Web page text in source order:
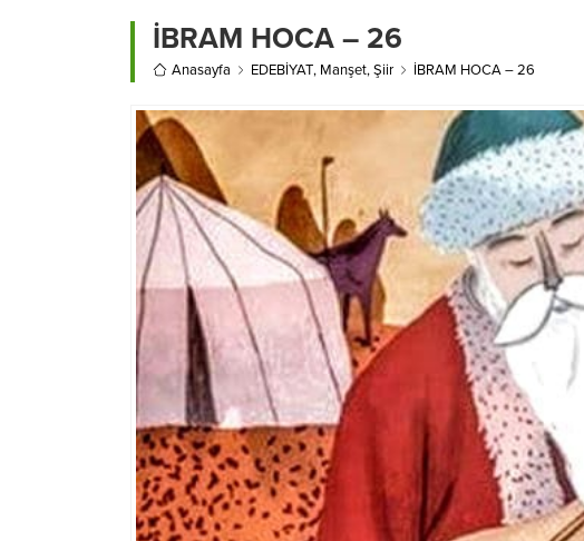
İBRAM HOCA – 26
Anasayfa EDEBİYAT, Manşet,Şiir İBRAM HOCA – 26